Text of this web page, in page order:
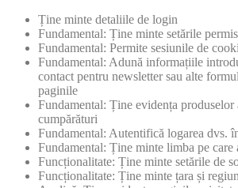
Ține minte detaliile de login
Fundamental: Ține minte setările
Fundamental: Permite sesiunile de
Fundamental: Adună informațiile
contact pentru newsletter sau alte
paginile
Fundamental: Ține evidența produselor
cumpărături
Fundamental: Autentifică logarea dvs.
Fundamental: Ține minte limba pe care
Funcționalitate: Ține minte setările de
Funcționalitate: Ține minte țara și